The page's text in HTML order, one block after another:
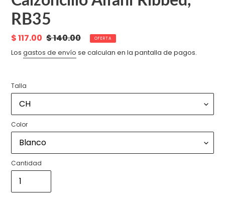
RB35
Precio
de
venta
$ 117.00 Precio
habitual
$ 140.00 OFERTA
Los gastos de envío se calculan en la pantalla de pagos.
Talla
Color
Cantidad